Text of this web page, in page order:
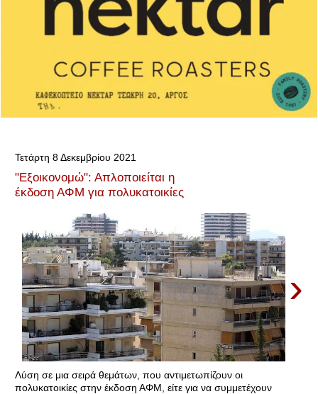
Τετάρτη 8 Δεκεμβρίου 2021
"Εξοικονομώ": Απλοποιείται η
έκδοση ΑΦΜ για πολυκατοικίες
›
Λύση σε μια σειρά θεμάτων, που αντιμετωπίζουν οι
πολυκατοικίες στην έκδοση ΑΦΜ, είτε για να συμμετέχουν